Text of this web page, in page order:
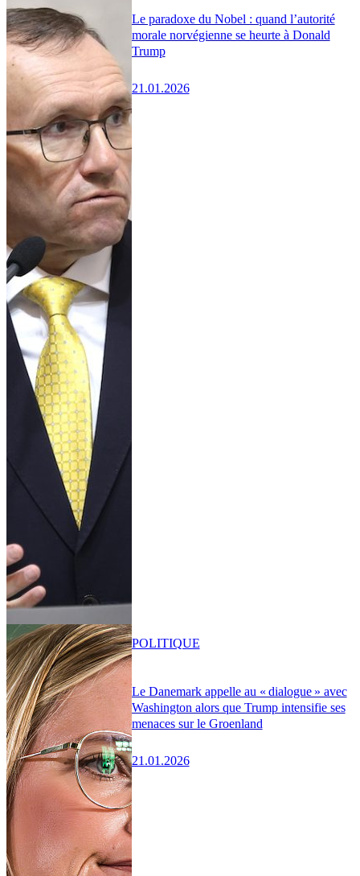
Le paradoxe du Nobel : quand l’autorité
morale norvégienne se heurte à Donald
Trump
21.01.2026
Le Danemark appelle au « dialogue » avec
Washington alors que Trump intensifie ses
menaces sur le Groenland
21.01.2026
POLITIQUE